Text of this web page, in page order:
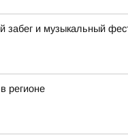
забег и музыкальный
регионе